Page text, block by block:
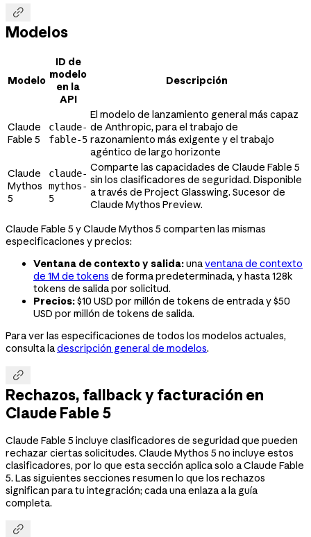

Modelos
Modelo
ID de
modelo
en la
API
Descripción
Claude
Fable 5
claude-
fable-5
El modelo de lanzamiento general más capaz
de Anthropic, para el trabajo de
razonamiento más exigente y el trabajo
agéntico de largo horizonte
Claude
Mythos
5
claude-
mythos-
5
Comparte las capacidades de Claude Fable 5
sin los clasificadores de seguridad. Disponible
a través de Project Glasswing. Sucesor de
Claude Mythos Preview.
Claude Fable 5 y Claude Mythos 5 comparten las mismas
especificaciones y precios:
Ventana de contexto y salida:unaventana de contexto
de 1M de tokens de forma predeterminada, y hasta 128k
tokens de salida por solicitud.
Precios:$10 USD por millón de tokens de entrada y $50
USD por millón de tokens de salida.
Para ver las especificaciones de todos los modelos actuales,
consulta ladescripción general de modelos.

Rechazos, fallback y facturación en
Claude Fable 5
Claude Fable 5 incluye clasificadores de seguridad que pueden
rechazar ciertas solicitudes. Claude Mythos 5 no incluye estos
clasificadores, por lo que esta sección aplica solo a Claude Fable
5. Las siguientes secciones resumen lo que los rechazos
significan para tu integración; cada una enlaza a la guía
completa.
